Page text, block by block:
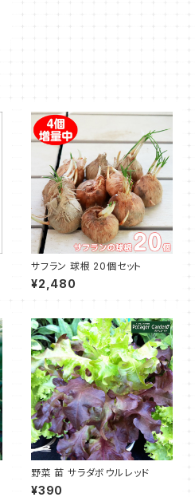
サフラン 球根 20個セット
¥2,480
野菜 苗 サラダボウルレッド
¥390